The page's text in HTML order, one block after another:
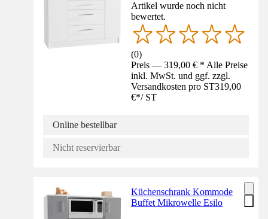
Artikel wurde noch nicht
bewertet.
(0)
Preis — 319,00 € * Alle Preise
inkl. MwSt. und ggf. zzgl.
Versandkosten pro ST319,00
€*/ ST
Online bestellbar
Nicht reservierbar
Küchenschrank Kommode
Buffet Mikrowelle Esilo